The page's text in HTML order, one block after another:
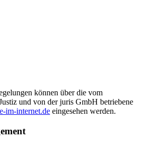
können über die vom
und von der juris GmbH betriebene
im-internet.de eingesehen werden.